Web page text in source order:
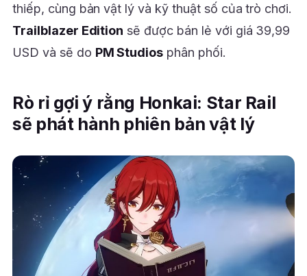
thiếp, cùng bản vật lý và kỹ thuật số của trò chơi.
Trailblazer Edition sẽ được bán lẻ với giá 39,99
USD và sẽ do PM Studios phân phối.
Rò rỉ gợi ý rằng Honkai: Star Rail
sẽ phát hành phiên bản vật lý